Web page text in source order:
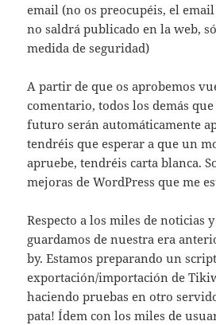
email (no os preocupéis, el
no saldrá publicado en la web,
medida de seguridad)
A partir de que os aprobemos
comentario, todos los demás
futuro serán automáticamente
tendréis que esperar a que un
apruebe, tendréis carta blanca.
mejoras de WordPress que me
Respecto a los miles de noticias
guardamos de nuestra era
by. Estamos preparando un
exportación/importación de
haciendo pruebas en otro
pata! Ídem con los miles de